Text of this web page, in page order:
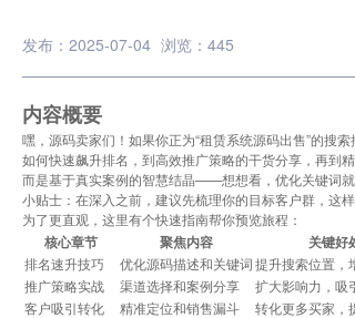
发布：2025-07-04 浏览：445
内容概要
嘿，源码卖家们！如果你正为“租赁系统源码出售”的搜
如何快速飙升排名，到高效推广策略的干货分享，再到
而是基于真实案例的智慧结晶——想想看，优化关键词
小贴士：在深入之前，建议先梳理你的目标客户群，这
为了更直观，这里有个快速指南帮你预览旅程：
核心章节 聚焦内容 关键好
排名速升技巧 优化源码描述和关键词 提升搜索位置，
推广策略实战
渠道选择和案例分享
扩大影响力，吸
客户吸引转化
精准定位和销售漏斗
转化更多买家，